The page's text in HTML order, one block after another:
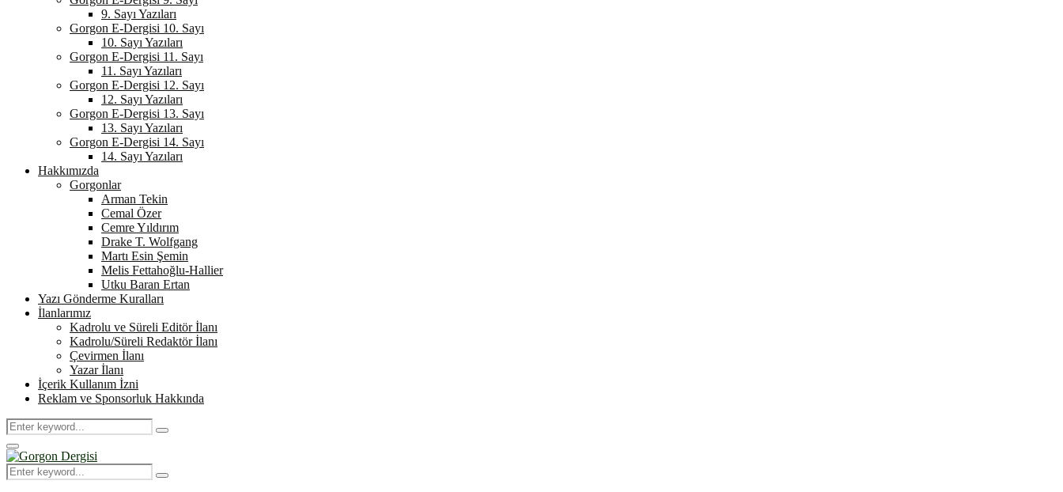
9. Sayı Yazıları
Gorgon E-Dergisi 10. Sayı
10. Sayı Yazıları
Gorgon E-Dergisi 11. Sayı
11. Sayı Yazıları
Gorgon E-Dergisi 12. Sayı
12. Sayı Yazıları
Gorgon E-Dergisi 13. Sayı
13. Sayı Yazıları
Gorgon E-Dergisi 14. Sayı
14. Sayı Yazıları
Hakkımızda
Gorgonlar
Arman Tekin
Cemal Özer
Cemre Yıldırım
Drake T. Wolfgang
Martı Esin Şemin
Melis Fettahoğlu-Hallier
Utku Baran Ertan
Yazı Gönderme Kuralları
İlanlarımız
Kadrolu ve Süreli Editör İlanı
Kadrolu/Süreli Redaktör İlanı
Çevirmen İlanı
Yazar İlanı
İçerik Kullanım İzni
Reklam ve Sponsorluk Hakkında
Search
for:
Search
Primary
Menu
Search
for:
Search